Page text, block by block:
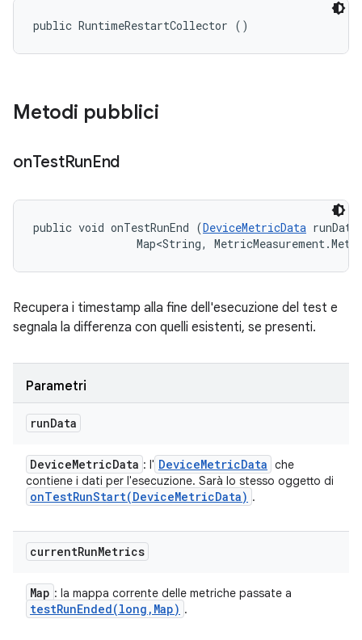
public RuntimeRestartCollector ()
Metodi pubblici
onTestRunEnd
public void onTestRunEnd (DeviceMetricData
Map<String,
Recupera i timestamp alla fine dell'esecuzione del test e
segnala la differenza con quelli esistenti, se presenti.
Parametri
runData
DeviceMetricData : l' DeviceMetricData che
contiene i dati per l'esecuzione. Sarà lo stesso oggetto di
onTestRunStart(DeviceMetricData) .
currentRunMetrics
Map : la mappa corrente delle metriche passate a
testRunEnded(long , Map) .